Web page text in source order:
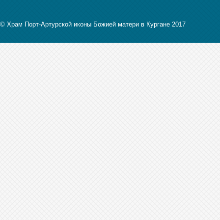
© Храм Порт-Артурской иконы Божией матери в Кургане 2017